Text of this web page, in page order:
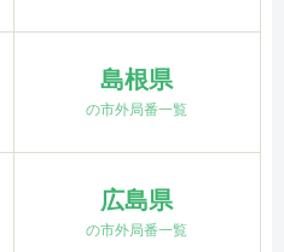
島根県
の市外局番一覧
広島県
の市外局番一覧